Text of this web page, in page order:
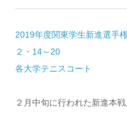
2019年度関東学生新進選手
２・14～20
各大学テニスコート
２月中旬に行われた新進本